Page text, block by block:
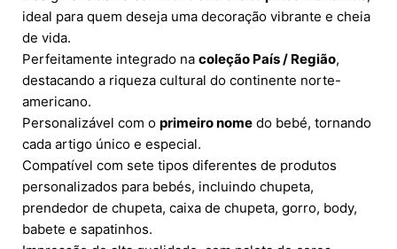
ideal para quem deseja uma decoração vibrante e cheia
de vida.
Perfeitamente integrado na coleção País / Região,
destacando a riqueza cultural do continente norte-
americano.
Personalizável com o primeiro nome do bebé, tornando
cada artigo único e especial.
Compatível com sete tipos diferentes de produtos
personalizados para bebés, incluindo chupeta,
prendedor de chupeta, caixa de chupeta, gorro, body,
babete e sapatinhos.